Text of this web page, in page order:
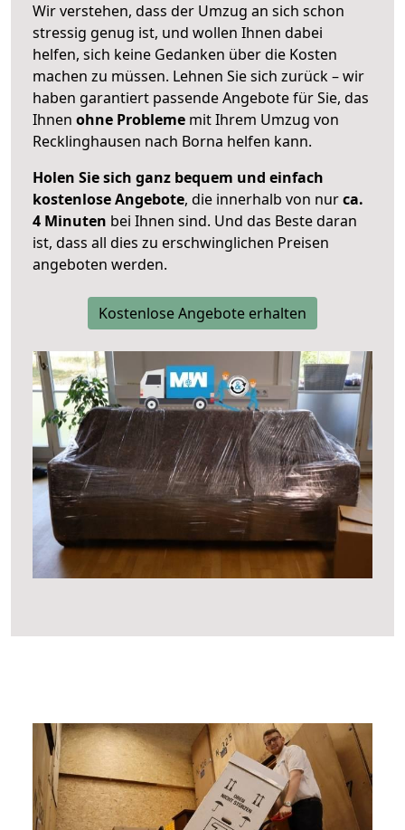
Wir verstehen, dass der Umzug an sich schon
stressig genug ist, und wollen Ihnen dabei
helfen, sich keine Gedanken über die Kosten
machen zu müssen. Lehnen Sie sich zurück – wir
haben garantiert passende Angebote für Sie, das
Ihnen ohne Probleme mit Ihrem Umzug von
Recklinghausen nach Borna helfen kann.
Holen Sie sich ganz bequem und einfach
kostenlose Angebote, die innerhalb von nurca.
4 Minuten bei Ihnen sind. Und das Beste daran
ist, dass all dies zu erschwinglichen Preisen
angeboten werden.
Kostenlose Angebote erhalten